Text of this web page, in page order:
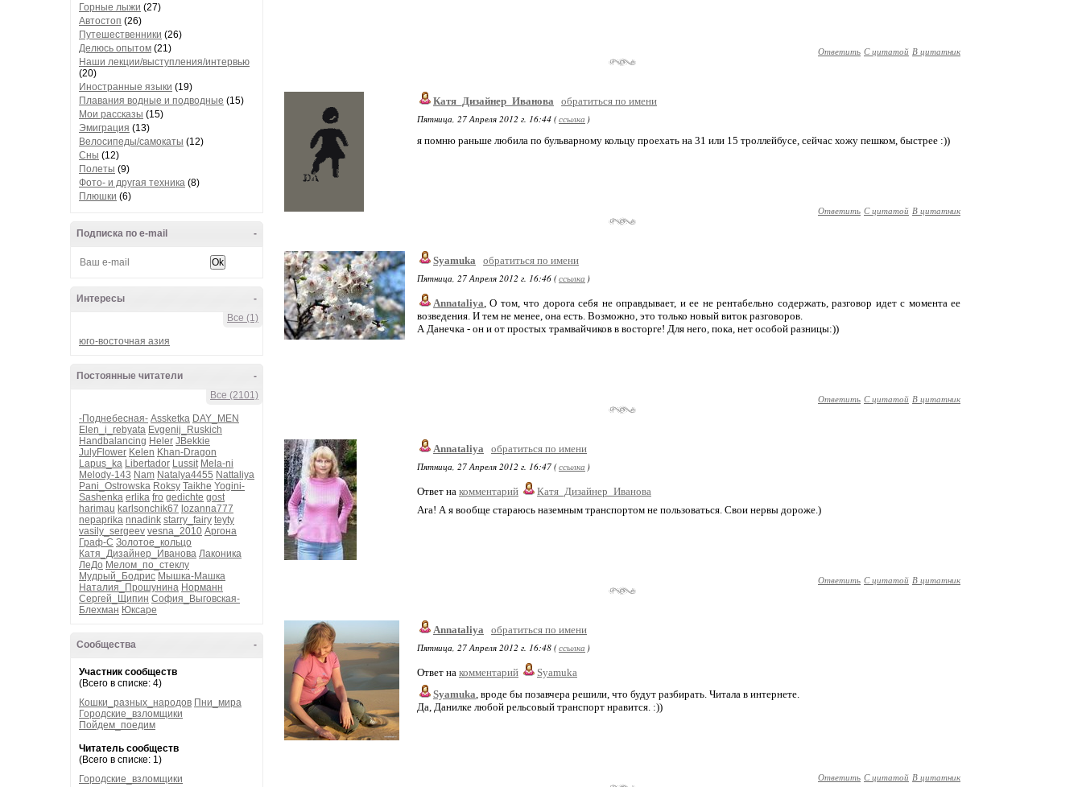
Горные лыжи (27)
Автостоп (26)
Путешественники (26)
Делюсь опытом (21)
Наши лекции/выступления/интервью
(20)
Иностранные языки (19)
Плавания водные и подводные (15)
Мои рассказы (15)
Эмиграция (13)
Велосипеды/самокаты (12)
Сны (12)
Полеты (9)
Фото- и другая техника (8)
Плюшки (6)
-
Подписка по e-mail
-
Интересы
Все (1)
юго-восточная азия
-
Постоянные читатели
Все (2101)
-Поднебесная- Assketka DAY_MEN
Elen_i_rebyata Evgenij_Ruskich
Handbalancing Heler JBekkie
JulyFlower Kelen Khan-Dragon
Lapus_ka Libertador Lussit Mela-ni
Melody-143 Nam Natalya4455 Nattaliya
Pani_Ostrowska Roksy Taikhe Yogini-
Sashenka erlika fro gedichte gost
harimau karlsonchik67 lozanna777
nepaprika nnadink starry_fairy teyty
vasily_sergeev vesna_2010 Аргона
Граф-С Золотое_кольцо
Катя_Дизайнер_Иванова Лаконика
ЛеДо Мелом_по_стеклу
Мудрый_Бодрис Мышка-Машка
Наталия_Прошунина Норманн
Сергей_Щипин София_Выговская-
Блехман Юксаре
-
Сообщества
Участник сообществ
(Всего в списке: 4)
Кошки_разных_народов Пни_мира
Городские_взломщики
Пойдем_поедим
Читатель сообществ
(Всего в списке: 1)
Городские_взломщики
Ответить С цитатой В цитатник
Катя_Дизайнер_Иванова
обратиться по имени
Пятница, 27 Апреля 2012 г. 16:44 (ссылка )
я помню раньше любила по бульварному кольцу проехать на 31 или 15 троллейбусе, сейчас хожу пешком, быстрее :))
Ответить С цитатой В цитатник
Syamuka
обратиться по имени
Пятница, 27 Апреля 2012 г. 16:46 (ссылка )
Annataliya, О том, что дорога себя не оправдывает, и ее не рентабельно содержать, разговор идет с момента ее
возведения. И тем не менее, она есть. Возможно, это только новый виток разговоров.
А Данечка - он и от простых трамвайчиков в восторге! Для него, пока, нет особой разницы:))
Ответить С цитатой В цитатник
Annataliya
обратиться по имени
Пятница, 27 Апреля 2012 г. 16:47 (ссылка )
Ответ на комментарий
Катя_Дизайнер_Иванова
Ага! А я вообще стараюсь наземным транспортом не пользоваться. Свои нервы дороже.)
Ответить С цитатой В цитатник
Annataliya
обратиться по имени
Пятница, 27 Апреля 2012 г. 16:48 (ссылка )
Ответ на комментарий
Syamuka
Syamuka, вроде бы позавчера решили, что будут разбирать. Читала в интернете.
Да, Данилке любой рельсовый транспорт нравится. :))
Ответить С цитатой В цитатник